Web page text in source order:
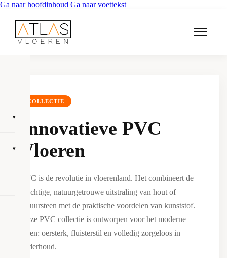
Ga naar hoofdinhoud Ga naar voettekst
▾
▾
COLLECTIE
Innovatieve PVC
Vloeren
PVC is de revolutie in vloerenland. Het combineert de
prachtige, natuurgetrouwe uitstraling van hout of
natuursteen met de praktische voordelen van kunststof.
Onze PVC collectie is ontworpen voor het moderne
leven: oersterk, fluisterstil en volledig zorgeloos in
onderhoud.